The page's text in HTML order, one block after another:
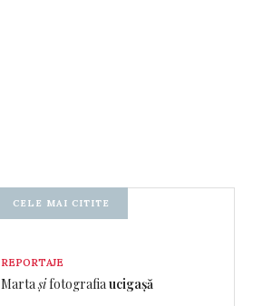
CELE MAI CITITE
REPORTAJE
Martașifotografiaucigașă